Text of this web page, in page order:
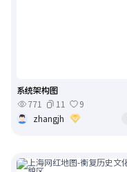
系统架构图
771
11
9
zhangjh